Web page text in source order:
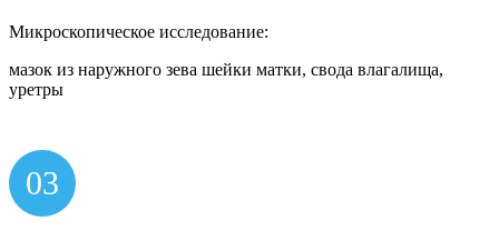
Микроскопическое исследование:
мазок из наружного зева шейки матки, свода влагалища,
уретры
03